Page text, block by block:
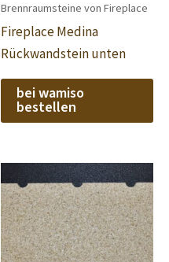
Brennraumsteine von Fireplace
Fireplace Medina
Rückwandstein unten
bei wamiso
bestellen